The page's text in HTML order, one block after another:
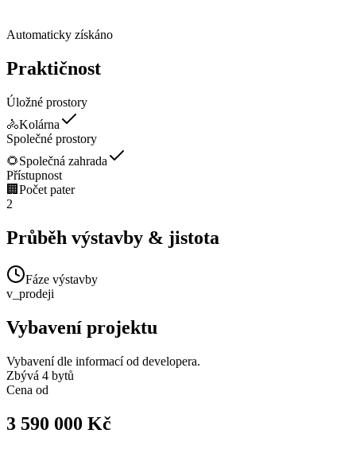
Automaticky získáno
Praktičnost
Úložné prostory
🚴Kolárna
Společné prostory
🌻Společná zahrada
Přístupnost
🏢 Počet pater
2
Průběh výstavby & jistota
Fáze výstavby
v_prodeji
Vybavení projektu
Vybavení dle informací od developera.
Zbývá 4 bytů
Cena od
3 590 000 Kč